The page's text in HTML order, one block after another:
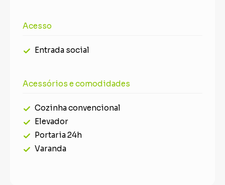
Acesso
Entrada social
Acessórios e comodidades
Cozinha convencional
Elevador
Portaria 24h
Varanda